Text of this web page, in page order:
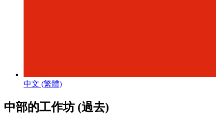
中文 (繁體)
中部的工作坊 (過去)